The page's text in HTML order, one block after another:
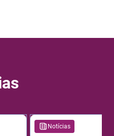
Notícias